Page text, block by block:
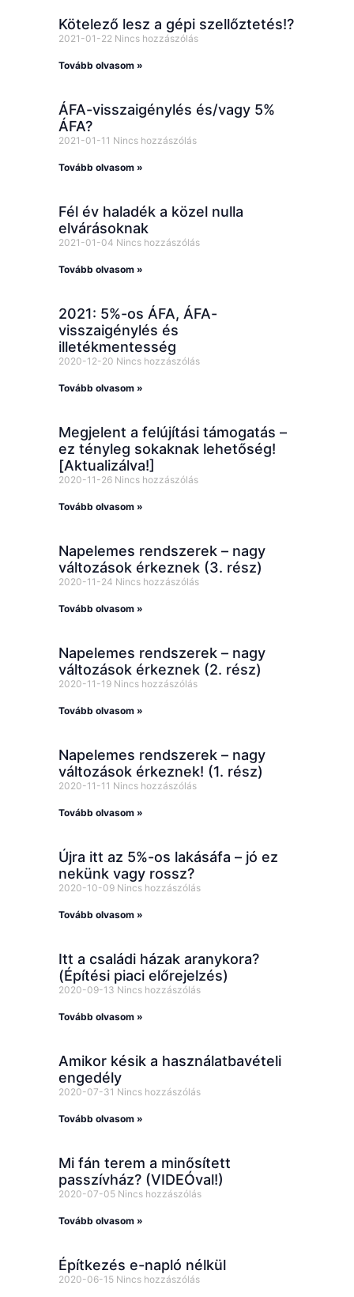
Kötelező lesz a gépi szellőztetés!?
2021-01-22 Nincs hozzászólás
Tovább olvasom »
ÁFA-visszaigénylés és/vagy 5%
ÁFA?
2021-01-11 Nincs hozzászólás
Tovább olvasom »
Fél év haladék a közel nulla
elvárásoknak
2021-01-04 Nincs hozzászólás
Tovább olvasom »
2021: 5%-os ÁFA, ÁFA-
visszaigénylés és
illetékmentesség
2020-12-20 Nincs hozzászólás
Tovább olvasom »
Megjelent a felújítási támogatás –
ez tényleg sokaknak lehetőség!
[Aktualizálva!]
2020-11-26 Nincs hozzászólás
Tovább olvasom »
Napelemes rendszerek – nagy
változások érkeznek (3. rész)
2020-11-24 Nincs hozzászólás
Tovább olvasom »
Napelemes rendszerek – nagy
változások érkeznek (2. rész)
2020-11-19 Nincs hozzászólás
Tovább olvasom »
Napelemes rendszerek – nagy
változások érkeznek! (1. rész)
2020-11-11 Nincs hozzászólás
Tovább olvasom »
Újra itt az 5%-os lakásáfa – jó ez
nekünk vagy rossz?
2020-10-09 Nincs hozzászólás
Tovább olvasom »
Itt a családi házak aranykora?
(Építési piaci előrejelzés)
2020-09-13 Nincs hozzászólás
Tovább olvasom »
Amikor késik a használatbavételi
engedély
2020-07-31 Nincs hozzászólás
Tovább olvasom »
Mi fán terem a minősített
passzívház? (VIDEÓval!)
2020-07-05 Nincs hozzászólás
Tovább olvasom »
Építkezés e-napló nélkül
2020-06-15 Nincs hozzászólás